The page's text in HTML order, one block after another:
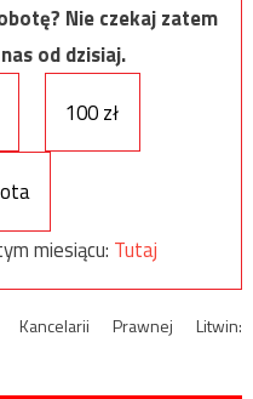
Nie czekaj zatem
od dzisiaj.
100 zł
miesiącu: Tutaj
Prawnej Litwin: